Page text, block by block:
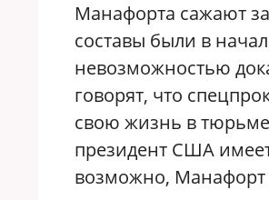
Манафорта сажают
составы были в
невозможностью
говорят, что
свою жизнь в
президент США
возможно, Манафорт